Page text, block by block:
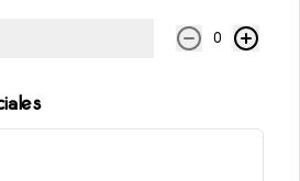
permitir que Justo use
este sitio, publicar anuncios
0